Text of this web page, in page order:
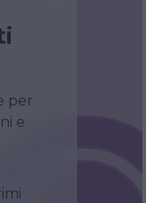
per
e